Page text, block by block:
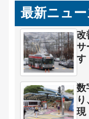
最新ニュ
改
サ
す
数
現